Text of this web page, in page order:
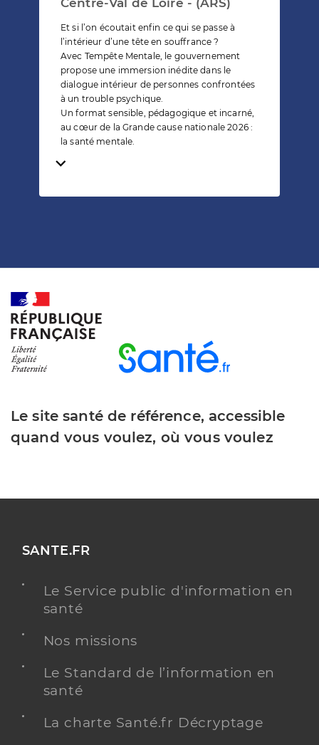
Et si l’on écoutait enfin ce qui se passe à
l’intérieur d’une tête en souffrance ?
Avec Tempête Mentale, le gouvernement
propose une immersion inédite dans le
dialogue intérieur de personnes confrontées
à un trouble psychique.
Un format sensible, pédagogique et incarné,
au cœur de la Grande cause nationale 2026 :
la santé mentale.
Temps de lecture
Le site santé de référence, accessible
quand vous voulez, où vous voulez
SANTE.FR
Le Service public d'information en
santé
Nos missions
Le Standard de l’information en
santé
La charte Santé.fr Décryptage